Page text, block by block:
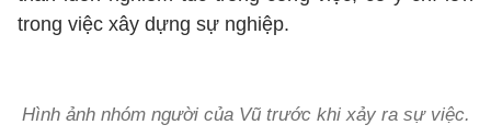
trong việc xây dựng sự nghiệp.
Hình ảnh nhóm người của Vũ trước khi xảy ra sự việc.